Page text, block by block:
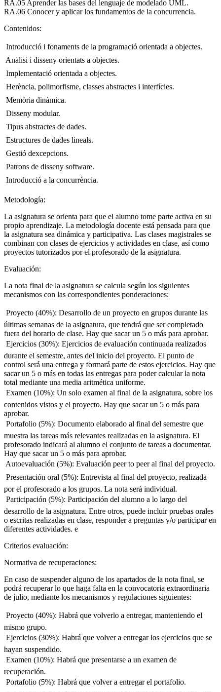
RA.05 Aprender las bases del lenguaje de modelado UML.
RA.06 Conocer y aplicar los fundamentos de la concurrencia.
Contenidos:
 Introducció i fonaments de la programació orientada a objectes.
 Anàlisi i disseny orientats a objectes.
 Implementació orientada a objectes.
 Herència, polimorfisme, classes abstractes i interfícies.
 Memòria dinàmica.
 Disseny modular.
 Tipus abstractes de dades.
 Estructures de dades lineals.
 Gestió dexcepcions.
 Patrons de disseny software.
 Introducció a la concurrència.
Metodología:
La asignatura se orienta para que el alumno tome parte activa en su
propio aprendizaje. La metodología docente está pensada para que
la asignatura sea dinámica y participativa. Las clases magistrales se
combinan con clases de ejercicios y actividades en clase, así como
proyectos tutorizados por el profesorado de la asignatura.
Evaluación:
La nota final de la asignatura se calcula según los siguientes
mecanismos con las correspondientes ponderaciones:
 Proyecto (40%): Desarrollo de un proyecto en grupos durante las
últimas semanas de la asignatura, que tendrá que ser completado
fuera del horario de clase. Hay que sacar un 5 o más para aprobar.
 Ejercicios (30%): Ejercicios de evaluación continuada realizados
durante el semestre, antes del inicio del proyecto. El punto de
control será una entrega y formará parte de estos ejercicios. Hay que
sacar un 5 o más en todas las entregas para poder calcular la nota
total mediante una media aritmética uniforme.
 Examen (10%): Un solo examen al final de la asignatura, sobre los
contenidos vistos y el proyecto. Hay que sacar un 5 o más para
aprobar.
 Portafolio (5%): Documento elaborado al final del semestre que
muestra las tareas más relevantes realizadas en la asignatura. El
profesorado indicará al alumno el conjunto de tareas a documentar.
Hay que sacar un 5 o más para aprobar.
 Autoevaluación (5%): Evaluación peer to peer al final del proyecto.
 Presentación oral (5%): Entrevista al final del proyecto, realizada
por el profesorado a los grupos. La nota será individual.
 Participación (5%): Participación del alumno a lo largo del
desarrollo de la asignatura. Entre otros, puede incluir pruebas orales
o escritas realizadas en clase, responder a preguntas y/o participar en
diferentes actividades. e
Criterios evaluación:
Normativa de recuperaciones:
En caso de suspender alguno de los apartados de la nota final, se
podrá recuperar lo que haga falta en la convocatoria extraordinaria
de julio, mediante los mecanismos y regulaciones siguientes:
 Proyecto (40%): Habrá que volverlo a entregar, manteniendo el
mismo grupo.
 Ejercicios (30%): Habrá que volver a entregar los ejercicios que se
hayan suspendido.
 Examen (10%): Habrá que presentarse a un examen de
recuperación.
 Portafolio (5%): Habrá que volver a entregar el portafolio.